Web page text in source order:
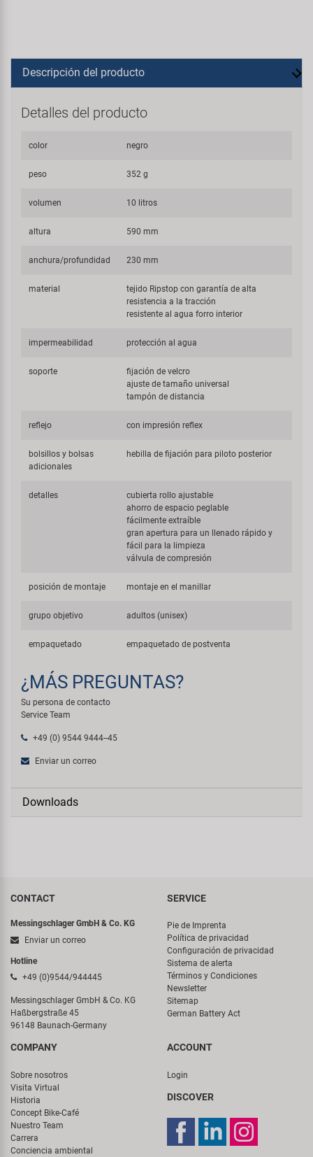
Descripción del producto
Detalles del producto
color negro
peso 352 g
volumen 10 litros
altura 590 mm
anchura/profundidad 230 mm
material
tejido Ripstop con garantía de alta
resistencia a la tracción
resistente al agua forro interior
impermeabilidad protección al agua
soporte
fijación de velcro
ajuste de tamaño universal
tampón de distancia
reflejo con impresión reflex
bolsillos y bolsas
adicionales
hebilla de fijación para piloto posterior
detalles
cubierta rollo ajustable
ahorro de espacio peglable
fácilmente extraíble
gran apertura para un llenado rápido y
fácil para la limpieza
válvula de compresión
posición de montaje montaje en el manillar
grupo objetivo adultos (unisex)
empaquetado empaquetado de postventa
¿MÁS PREGUNTAS?
Su persona de contacto
Service Team
+49 (0) 9544 9444--45
Enviar un correo
Downloads
CONTACT
Messingschlager GmbH & Co. KG
Enviar un correo
Hotline
+49 (0)9544/944445
Messingschlager GmbH & Co. KG
Haßbergstraße 45
96148 Baunach-Germany
SERVICE
Pie de Imprenta
Política de privacidad
Configuración de privacidad
Sistema de alerta
Términos y Condiciones
Newsletter
Sitemap
German Battery Act
COMPANY
Sobre nosotros
Visita Virtual
Historia
Concept Bike-Café
Nuestro Team
Carrera
Conciencia ambiental
ACCOUNT
Login
DISCOVER